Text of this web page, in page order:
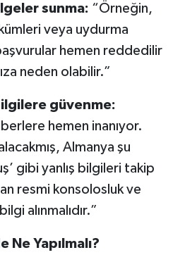
sunma: “Örneğin,
veya uydurma
hemen reddedilir
neden olabilir.”
güvenme:
hemen inanıyor.
Almanya şu
gibi yanlış bilgileri takip
resmi konsolosluk ve
alınmalıdır.”
Yapılmalı?